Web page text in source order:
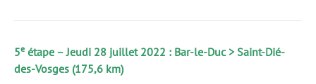
5e étape – Jeudi 28 juillet 2022 : Bar-le-Duc > Saint-Dié-
des-Vosges (175,6 km)